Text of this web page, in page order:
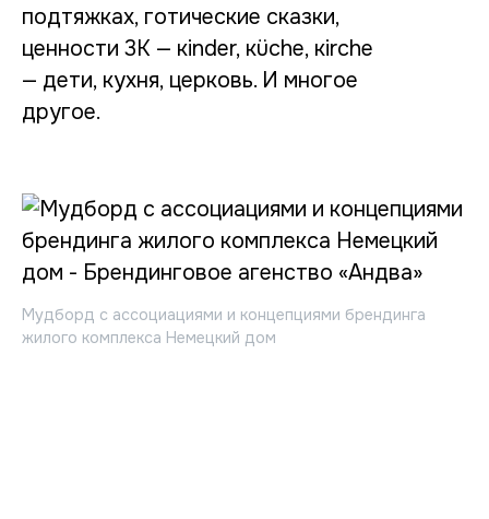
подтяжках, готические сказки,
ценности 3К — кinder, кüche, кirche
— дети, кухня, церковь. И многое
другое.
Мудборд с ассоциациями и концепциями брендинга
жилого комплекса Немецкий дом